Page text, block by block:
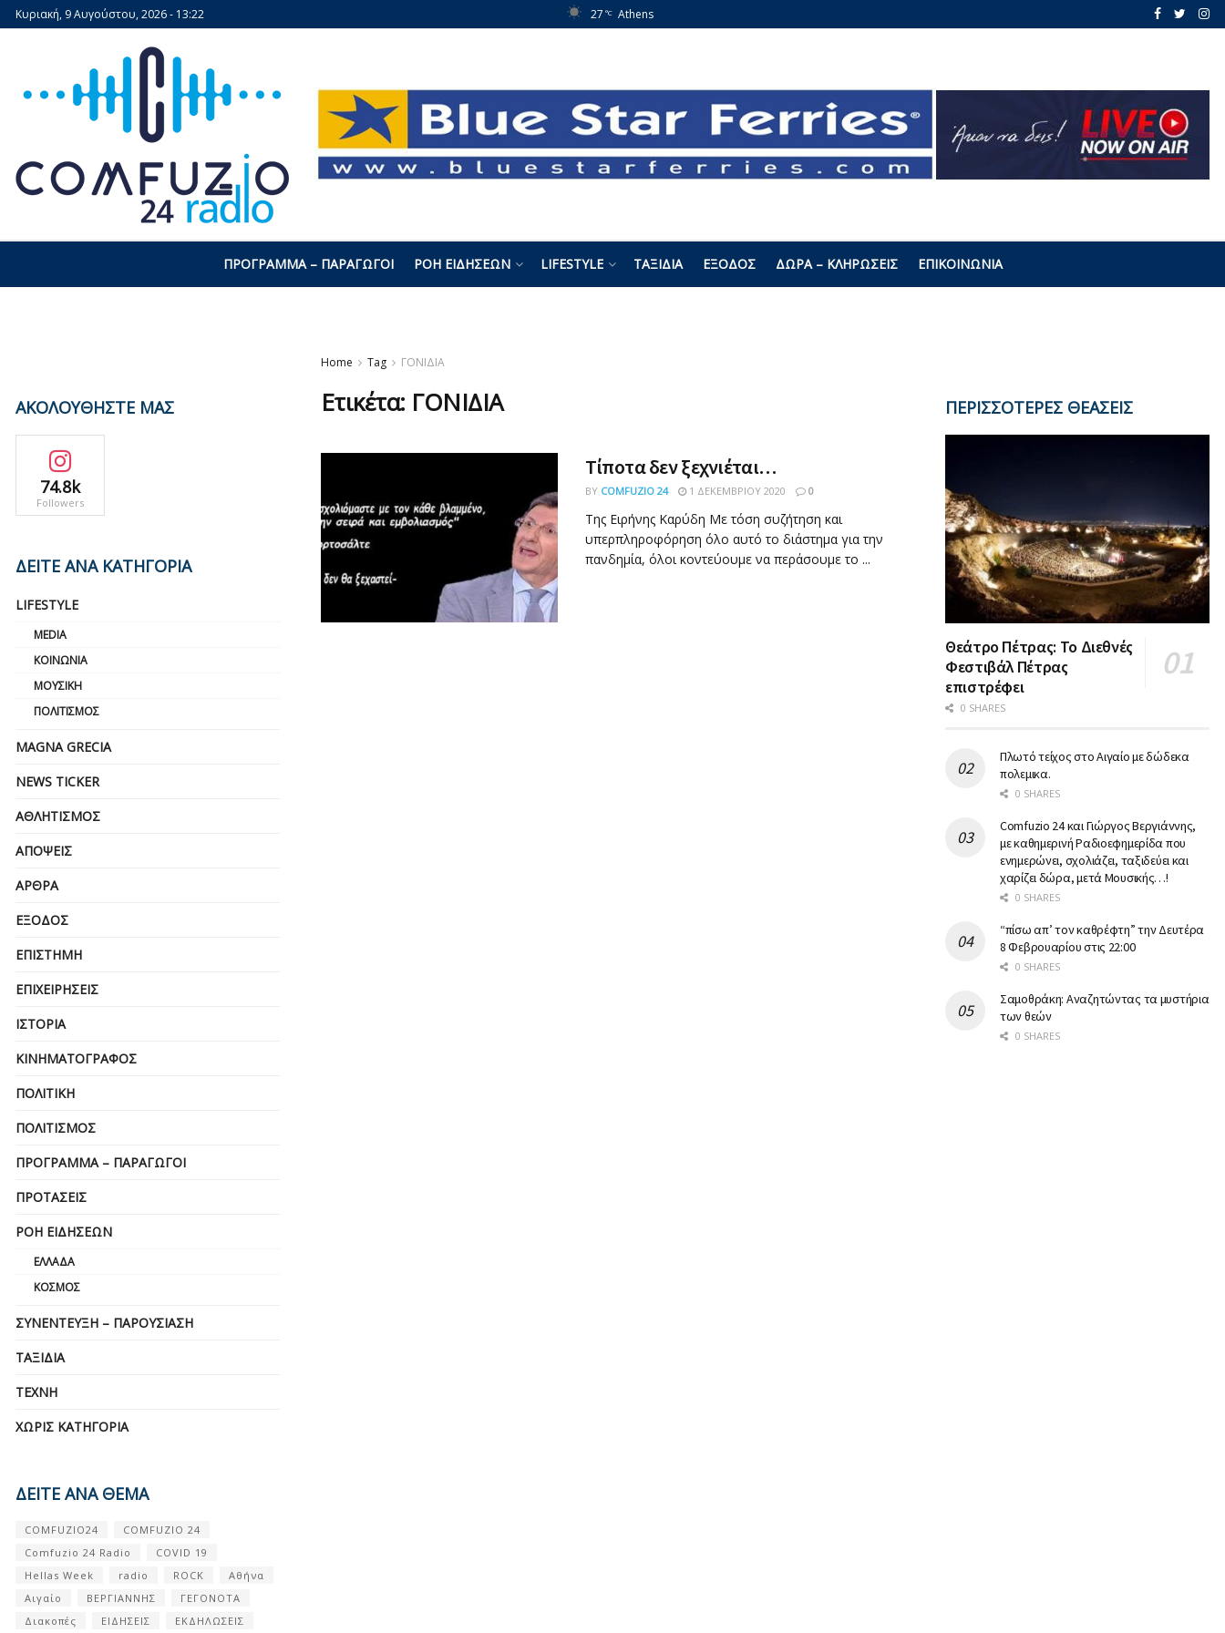
Κυριακή, 9 Αυγούστου, 2026 - 13:22 27 °C Athens
ΠΡΌΓΡΑΜΜΑ – ΠΑΡΑΓΩΓΟΊ ΡΟΉ ΕΙΔΉΣΕΩΝ LIFESTYLE ΤΑΞΊΔΙΑ ΈΞΟΔΟΣ ΔΏΡΑ – ΚΛΗΡΏΣΕΙΣ ΕΠΙΚΟΙΝΩΝΊΑ
Home Tag ΓΟΝΙΔΙΑ
Ετικέτα: ΓΟΝΙΔΙΑ
Τίποτα δεν ξεχνιέται…
BY COMFUZIO 24 1 ΔΕΚΕΜΒΡΊΟΥ 2020 0
Της Ειρήνης Καρύδη Με τόση συζήτηση και
υπερπληροφόρηση όλο αυτό το διάστημα για την
πανδημία, όλοι κοντεύουμε να περάσουμε το ...
ΑΚΟΛΟΥΘΗΣΤΕ ΜΑΣ
74.8k
Followers
ΔΕΙΤΕ ΑΝΑ ΚΑΤΗΓΟΡΙΑ
LIFESTYLE
MEDIA
ΚΟΙΝΩΝΊΑ
ΜΟΥΣΙΚΉ
ΠΟΛΙΤΙΣΜΌΣ
MAGNA GRECIA
NEWS TICKER
ΑΘΛΗΤΙΣΜΌΣ
ΑΠΌΨΕΙΣ
ΆΡΘΡΑ
ΈΞΟΔΟΣ
ΕΠΙΣΤΉΜΗ
ΕΠΙΧΕΙΡΗΣΕΙΣ
ΙΣΤΟΡΊΑ
ΚΙΝΗΜΑΤΟΓΡΆΦΟΣ
ΠΟΛΙΤΙΚΉ
ΠΟΛΙΤΙΣΜΌΣ
ΠΡΌΓΡΑΜΜΑ – ΠΑΡΑΓΩΓΟΊ
ΠΡΟΤΆΣΕΙΣ
ΡΟΉ ΕΙΔΉΣΕΩΝ
ΕΛΛΆΔΑ
ΚΌΣΜΟΣ
ΣΥΝΈΝΤΕΥΞΗ – ΠΑΡΟΥΣΊΑΣΗ
ΤΑΞΊΔΙΑ
ΤΈΧΝΗ
ΧΩΡΊΣ ΚΑΤΗΓΟΡΊΑ
ΔΕΙΤΕ ΑΝΑ ΘΕΜΑ
COMFUZIO24
COMFUZIO 24
Comfuzio 24 Radio
COVID 19
Hellas Week
radio ROCK
Αθήνα
Αιγαίο
ΒΕΡΓΙΑΝΝΗΣ
ΓΕΓΟΝΟΤΑ
Διακοπές
ΕΙΔΗΣΕΙΣ
ΕΚΔΗΛΩΣΕΙΣ
ΠΕΡΙΣΣΟΤΕΡΕΣ ΘΕΑΣΕΙΣ
Θεάτρο Πέτρας: Το Διεθνές
Φεστιβάλ Πέτρας
επιστρέφει
0 SHARES
Πλωτό τείχος στο Αιγαίο με δώδεκα
πολεμικα.
0 SHARES
Comfuzio 24 και Γιώργος Βεργιάννης,
με καθημερινή Ραδιοεφημερίδα που
ενημερώνει, σχολιάζει, ταξιδεύει και
χαρίζει δώρα, μετά Μουσικής…!
0 SHARES
“πίσω απ’ τον καθρέφτη” την Δευτέρα
8 Φεβρουαρίου στις 22:00
0 SHARES
Σαμοθράκη: Αναζητώντας τα μυστήρια
των θεών
0 SHARES